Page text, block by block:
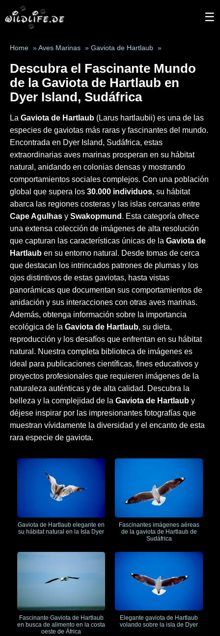
☰
Home » Aves Marinas » Gaviota de Hartlaub »
Descubra el Fascinante Mundo
de la Gaviota de Hartlaub en
Dyer Island, Sudáfrica
La Gaviota de Hartlaub (Larus hartlaubii) es una de las
especies de gaviotas más raras y fascinantes del mundo.
Encontrada en Dyer Island, Sudáfrica, estas
extraordinarias aves marinas prosperan en su hábitat
natural, anidando en colonias densas y mostrando
comportamientos sociales complejos. Con una población
global que supera los 30.000 individuos, su hábitat
abarca las regiones costeras y las islas cercanas entre
Cape Agulhas y Swakopmund . Esta categoría ofrece
una extensa colección de imágenes de alta resolución
que capturan las características únicas de la Gaviota de
Hartlaub en su entorno natural. Desde tomas de cerca
que destacan los intrincados patrones de plumas y los
ojos distintivos de estas gaviotas, hasta vistas
panorámicas que documentan sus comportamientos de
anidación y sus interacciones con otras aves marinas.
Además, obtenga información sobre la importancia
ecológica de la Gaviota de Hartlaub, su dieta,
reproducción y los desafíos que enfrentan en su hábitat
natural. Nuestra completa biblioteca de imágenes es
ideal para publicaciones científicas, fines educativos y
proyectos profesionales que requieren imágenes de la
naturaleza auténticas y de alta calidad. Descubra la
belleza y la complejidad de la Gaviota de Hartlaub y
déjese inspirar por las impresionantes fotografías que
muestran vívidamente la diversidad y el encanto de esta
rara especie de gaviota.
Gaviota de Hartlaub elegante en
su hábitat natural en la Isla Dyer
Fascinantes imágenes aéreas
de la gaviota de Hartlaub de
Sudáfrica
Fascinante Gaviota de Hartlaub
en busca de alimento en la costa
oeste de África
Elegante gaviota de Hartlaub
volando sobre la isla de Dyer